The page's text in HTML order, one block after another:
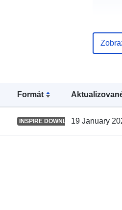
Formát
INSPIRE DOWNLOAD SERVICE
19 January